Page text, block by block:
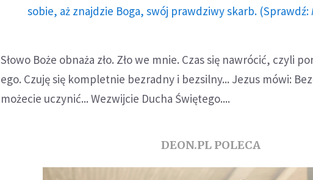
sobie, aż znajdzie Boga, swój prawdziwy skarb. (Sprawdź:
Słowo Boże obnaża zło. Zło we mnie. Czas się nawrócić, czyli
ego. Czuję się kompletnie bezradny i bezsilny... Jezus mówi:
możecie uczynić... Wezwijcie Ducha Świętego....
DEON.PL POLECA